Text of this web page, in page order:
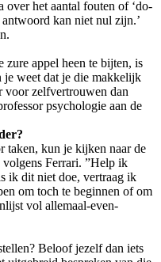
over het aantal fouten of ‘do-
kan niet nul zijn.’
zure appel heen te bijten, is
je weet dat je die makkelijk
voor zelfvertrouwen dan
psychologie aan de
taken, kun je kijken naar de
Ferrari. ”Help ik
ik dit niet doe, vertraag ik
om toch te beginnen of om
vol allemaal-even-
Beloof jezelf dan iets